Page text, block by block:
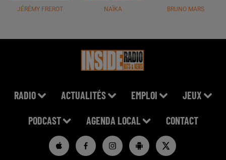
JÉRÉMY FREROT NAÏKA BRUNO MARS
RADIO ACTUALITÉS EMPLOI JEUX
PODCAST AGENDA LOCAL CONTACT